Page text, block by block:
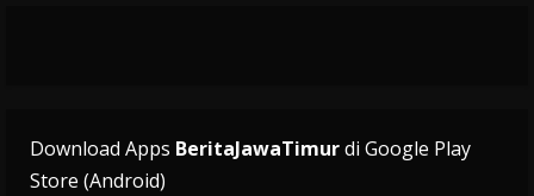
Download Apps BeritaJawaTimurdi Google Play
Store (Android)